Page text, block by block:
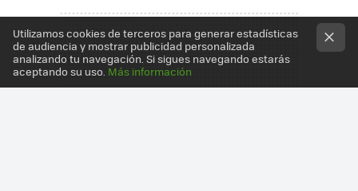
Utilizamos cookies de terceros para generar estadísticas
de audiencia y mostrar publicidad personalizada
analizando tu navegación. Si sigues navegando estarás
aceptando su uso. Más información